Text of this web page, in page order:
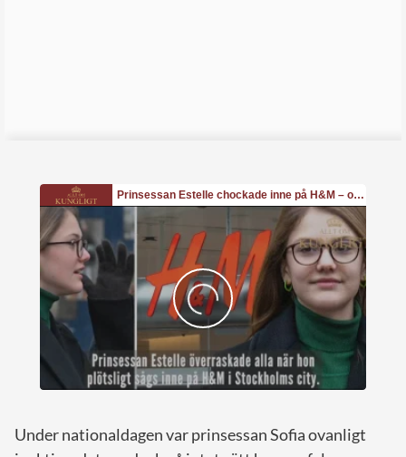
Under nationaldagen var prinsessan Sofia ovanligt